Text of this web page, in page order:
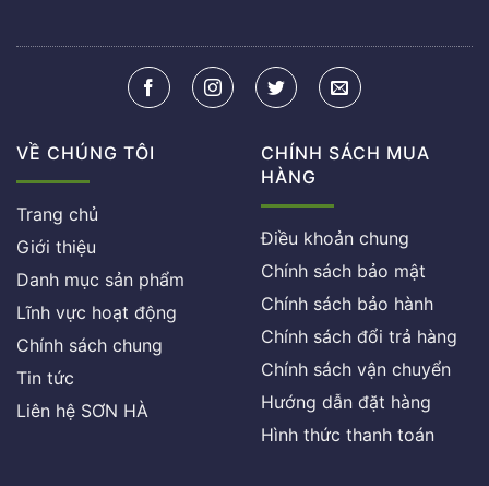
VỀ CHÚNG TÔI
Trang chủ
Giới thiệu
Danh mục sản phẩm
Lĩnh vực hoạt động
Chính sách chung
Tin tức
Liên hệ SƠN HÀ
CHÍNH SÁCH MUA
HÀNG
Điều khoản chung
Chính sách bảo mật
Chính sách bảo hành
Chính sách đổi trả hàng
Chính sách vận chuyển
Hướng dẫn đặt hàng
Hình thức thanh toán